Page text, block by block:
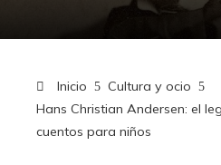
Inicio
Cultura y ocio
Hans Christian Andersen: el
cuentos para niños